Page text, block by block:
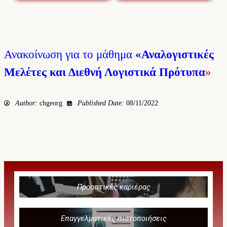
Ανακοίνωση για το μάθημα «Αναλογιστικές
Μελέτες και Διεθνή Λογιστικά Πρότυπα»
Author: chgeorg Published Date: 08/11/2022
Προοπτικές καριέρας
Επαγγελματικές πιστοποιήσεις